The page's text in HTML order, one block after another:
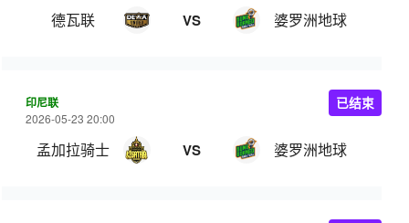
德瓦联 VS 婆罗洲地球
印尼联
2026-05-23 20:00
孟加拉骑士 VS 婆罗洲地球
已结束